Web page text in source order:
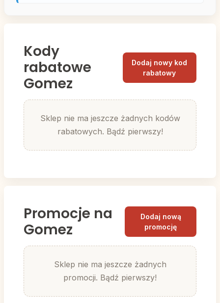
Kody
rabatowe
Gomez
Dodaj nowy kod
rabatowy
Sklep nie ma jeszcze żadnych kodów
rabatowych. Bądź pierwszy!
Promocje na
Gomez
Dodaj nową
promocję
Sklep nie ma jeszcze żadnych
promocji. Bądź pierwszy!